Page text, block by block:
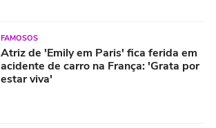
FAMOSOS
Atriz de 'Emily em Paris' fica ferida em
acidente de carro na França: 'Grata por
estar viva'